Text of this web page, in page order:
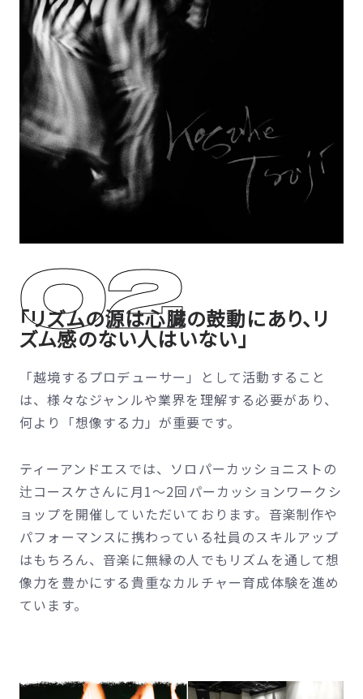
｢リズムの源は心臓の鼓動にあり、リ
ズム感のない人はいない」
「越境するプロデューサー」として活動すること
は、様々なジャンルや業界を理解する必要があり、
何より「想像する力」が重要です。
ティーアンドエスでは、ソロパーカッショニストの
辻コースケさんに月1～2回パーカッションワークシ
ョップを開催していただいております。音楽制作や
パフォーマンスに携わっている社員のスキルアップ
はもちろん、音楽に無縁の人でもリズムを通して想
像力を豊かにする貴重なカルチャー育成体験を進め
ています。